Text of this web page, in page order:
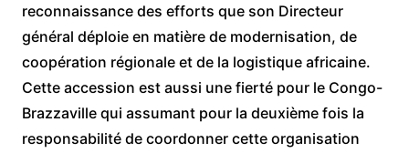
reconnaissance des efforts que son Directeur
général déploie en matière de modernisation, de
coopération régionale et de la logistique africaine.
Cette accession est aussi une fierté pour le Congo-
Brazzaville qui assumant pour la deuxième fois la
responsabilité de coordonner cette organisation